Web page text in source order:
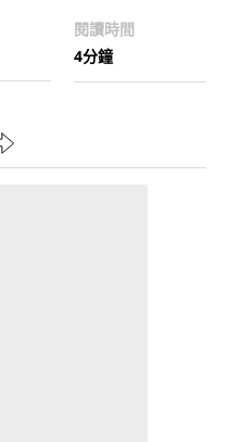
閱讀時間
4分鐘